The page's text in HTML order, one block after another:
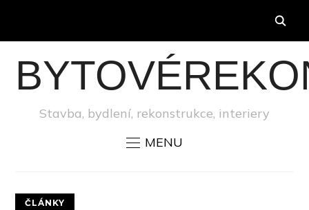
Stavba, bydlení, rekonstrukce, interiery
MENU
ČLÁNKY